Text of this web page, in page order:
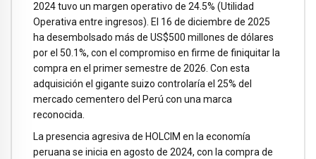
2024 tuvo un margen operativo de 24.5% (Utilidad
Operativa entre ingresos). El 16 de diciembre de 2025
ha desembolsado más de US$500 millones de dólares
por el 50.1%, con el compromiso en firme de finiquitar la
compra en el primer semestre de 2026. Con esta
adquisición el gigante suizo controlaría el 25% del
mercado cementero del Perú con una marca
reconocida.
La presencia agresiva de HOLCIM en la economía
peruana se inicia en agosto de 2024, con la compra de